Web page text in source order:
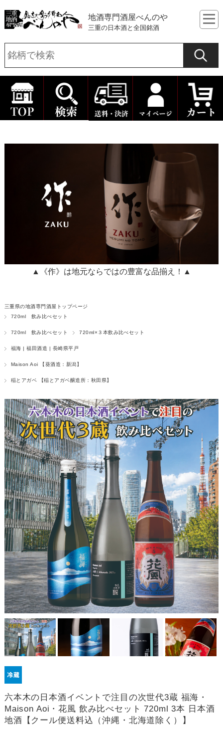
地酒専門酒屋べんのや
三重の日本酒と全国銘酒
▲《作》は地元ならではの豊富な品揃え！▲
三重県の地酒専門酒屋トップページ
720ml 飲み比べセット
720ml 飲み比べセット 720ml×３本飲み比べセット
福海 | 福田酒造 | 長崎県平戸
Maison Aoi 【葵酒造：新潟】
稲とアガベ 【稲とアガベ醸造所：秋田県】
六本木の日本酒イベントで注目の次世代3蔵 福海・
Maison Aoi・花風 飲み比べセット 720ml 3本 日本酒
地酒【クール便送料込（沖縄・北海道除く）】